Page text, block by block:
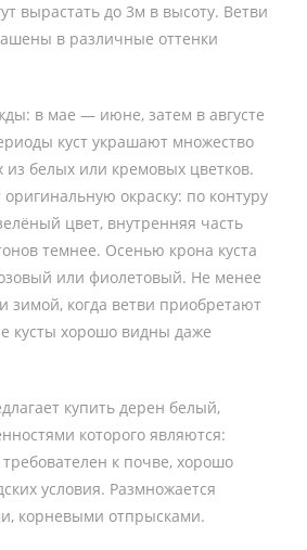
вырастать до 3м в высоту. Ветви
в различные оттенки
в мае — июне, затем в августе
куст украшают множество
из белых или кремовых цветков.
окраску: по контуру
цвет, внутренняя часть
темнее. Осенью крона куста
или фиолетовый. Не менее
зимой, когда ветви приобретают
кусты хорошо видны даже
купить дерен белый,
которого являются:
к почве, хорошо
условия. Размножается
корневыми отпрысками.